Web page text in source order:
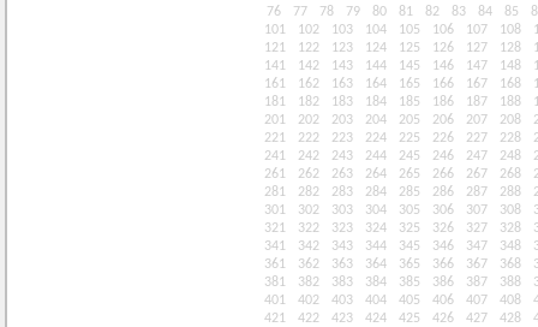
76
77 78 79 80 81 82 83 84 85
101
102 103 104 105 106 107 108
121
122 123 124 125 126 127 128
141
142 143 144 145 146 147 148
161
162 163 164 165 166 167 168
181
182 183 184 185 186 187 188
201
202 203 204 205 206 207 208
221
222 223 224 225 226 227 228
241
242 243 244 245 246 247 248
261
262 263 264 265 266 267 268
281
282 283 284 285 286 287 288
301
302 303 304 305 306 307 308
321
322 323 324 325 326 327 328
341
342 343 344 345 346 347 348
361
362 363 364 365 366 367 368
381
382 383 384 385 386 387 388
401
402 403 404 405 406 407 408
421
422 423 424 425 426 427 428